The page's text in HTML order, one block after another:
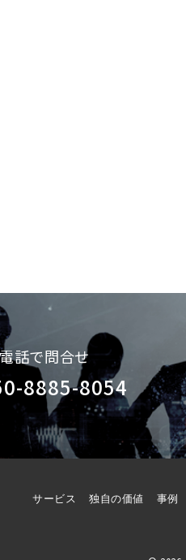
電話で問合せ
8885-8054
サービス 独自の価値 事例